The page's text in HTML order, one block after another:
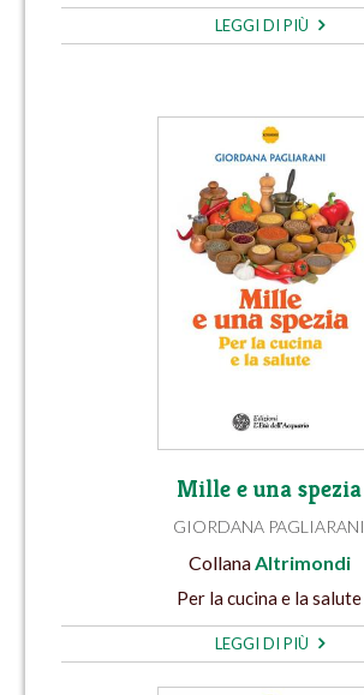
LEGGI DI PIÙ
Mille e una spezia
GIORDANA PAGLIARANI
Collana Altrimondi
Per la cucina e la salute
LEGGI DI PIÙ